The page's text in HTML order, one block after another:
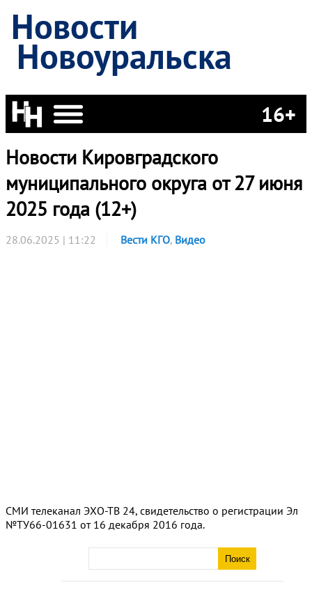
Новости
Новоуральска
16+
Новости Кировградского
муниципального округа от 27 июня
2025 года (12+)
28.06.2025 | 11:22 Вести КГО, Видео
СМИ телеканал ЭХО-ТВ 24, свидетельство о регистрации Эл
№ТУ66-01631 от 16 декабря 2016 года.